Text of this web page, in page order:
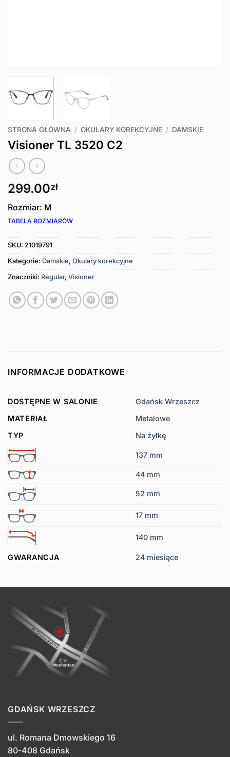
STRONA GŁÓWNA / OKULARY KOREKCYJNE / DAMSKIE
Visioner TL 3520 C2
299.00zł
Rozmiar: M
TABELA ROZMIARÓW
SKU: 21019791
Kategorie: Damskie, Okulary korekcyjne
Znaczniki: Regular, Visioner
INFORMACJE DODATKOWE
DOSTĘPNE W SALONIE
Gdańsk Wrzeszcz
MATERIAŁ
Metalowe
TYP
Na żyłkę
137 mm
44 mm
52 mm
17 mm
140 mm
GWARANCJA 24 miesiące
GDAŃSK WRZESZCZ
ul. Romana Dmowskiego 16
80-408 Gdańsk